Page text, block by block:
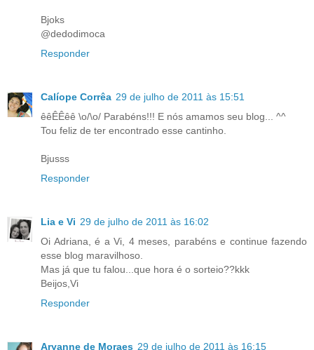
Bjoks
@dedodimoca
Responder
Calíope Corrêa 29 de julho de 2011 às 15:51
êêÊÊêê \o/\o/ Parabéns!!! E nós amamos seu blog... ^^
Tou feliz de ter encontrado esse cantinho.
Bjusss
Responder
Lia e Vi 29 de julho de 2011 às 16:02
Oi Adriana, é a Vi, 4 meses, parabéns e continue fazendo
esse blog maravilhoso.
Mas já que tu falou...que hora é o sorteio??kkk
Beijos,Vi
Responder
Aryanne de Moraes 29 de julho de 2011 às 16:15